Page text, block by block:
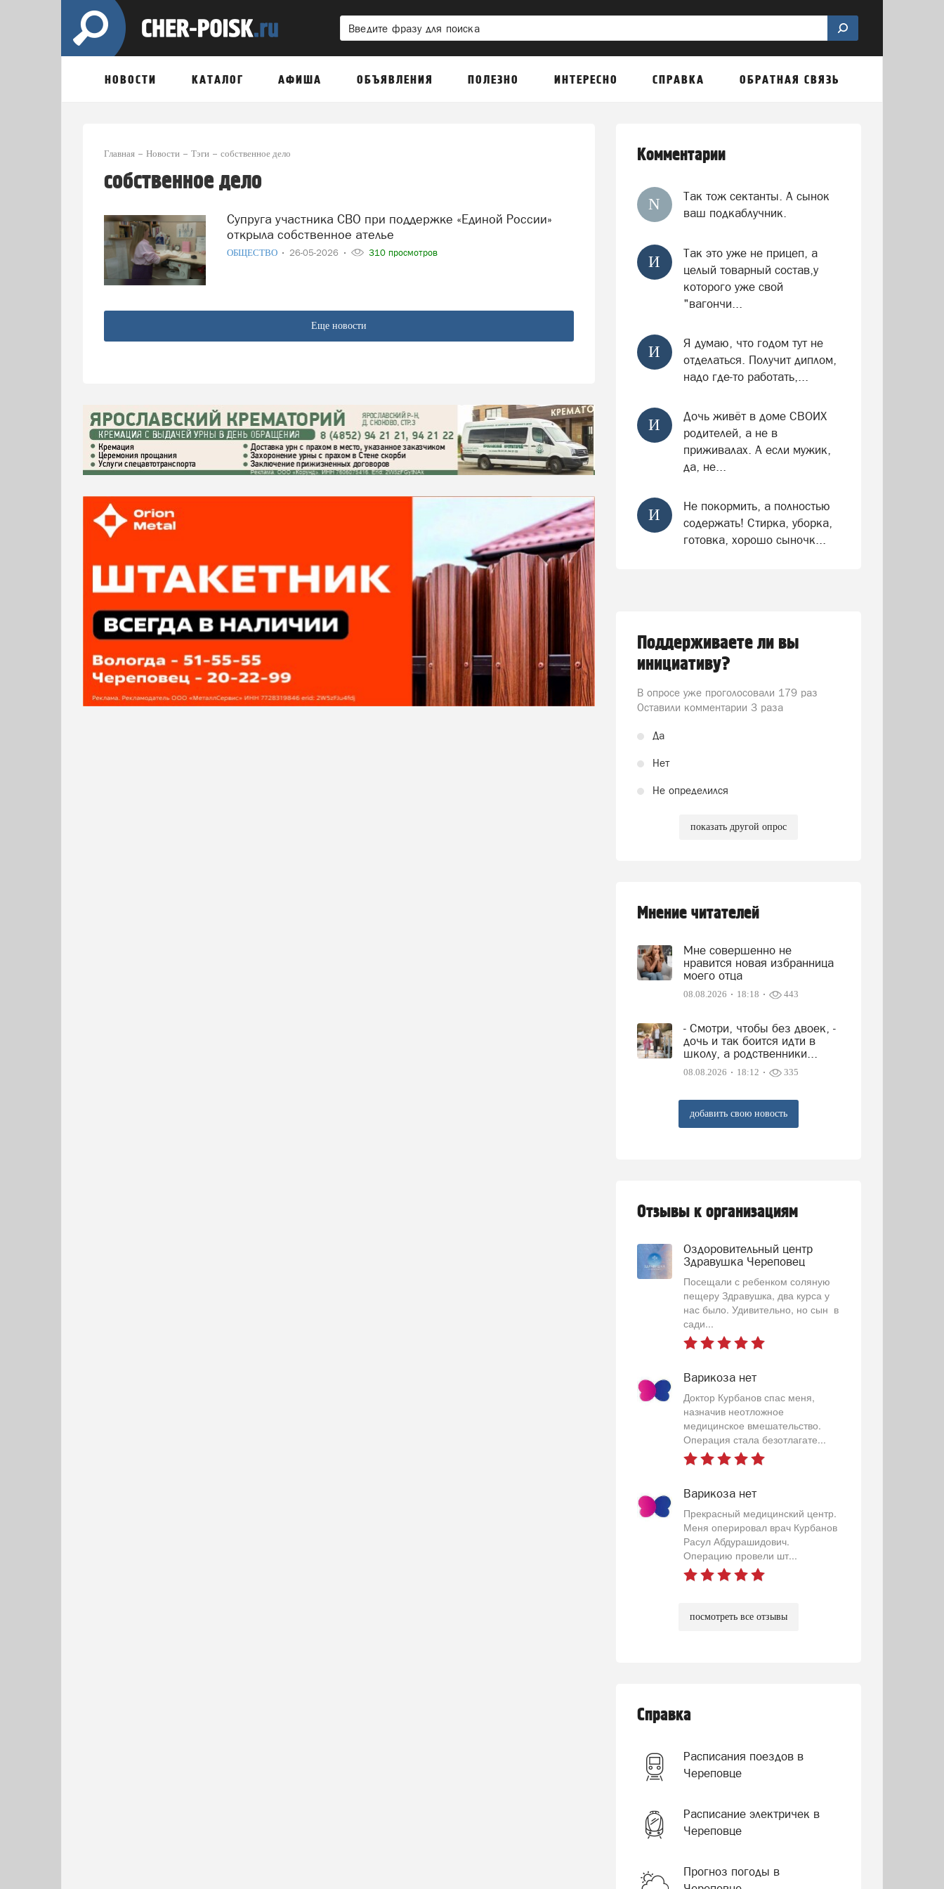
НОВОСТИ КАТАЛОГ АФИША ОБЪЯВЛЕНИЯ ПОЛЕЗНО ИНТЕРЕСНО СПРАВКА ОБРАТНАЯ СВЯЗЬ
Главная Новости Тэги собственное дело
собственное дело
Супруга участника СВО при поддержке «Единой России»
открыла собственное ателье
ОБЩЕСТВО 26-05-2026 310 просмотров
Еще новости
Комментарии
N
Так тож сектанты. А сынок
ваш подкаблучник.
И
Так это уже не прицеп, а
целый товарный состав,у
которого уже свой
"вагончи...
И
Я думаю, что годом тут не
отделаться. Получит диплом,
надо где-то работать,...
И
Дочь живёт в доме СВОИХ
родителей, а не в
приживалах. А если мужик,
да, не...
И
Не покормить, а полностью
содержать! Стирка, уборка,
готовка, хорошо сыночк...
Поддерживаете ли вы
инициативу?
В опросе уже проголосовали 179 раз
Оставили комментарии 3 раза
Да
Нет
Не определился
показать другой опрос
Мнение читателей
Мне совершенно не
нравится новая избранница
моего отца
08.08.2026 18:18 443
- Смотри, чтобы без двоек, -
дочь и так боится идти в
школу, а родственники...
08.08.2026 18:12 335
добавить свою новость
Отзывы к организациям
Оздоровительный центр
Здравушка Череповец
Посещали с ребенком соляную
пещеру Здравушка, два курса у
нас было. Удивительно, но сын в
сади...
Варикоза нет
Доктор Курбанов спас меня,
назначив неотложное
медицинское вмешательство.
Операция стала безотлагате...
Варикоза нет
Прекрасный медицинский центр.
Меня оперировал врач Курбанов
Расул Абдурашидович.
Операцию провели шт...
посмотреть все отзывы
Справка
Расписания поездов в
Череповце
Расписание электричек в
Череповце
Прогноз погоды в